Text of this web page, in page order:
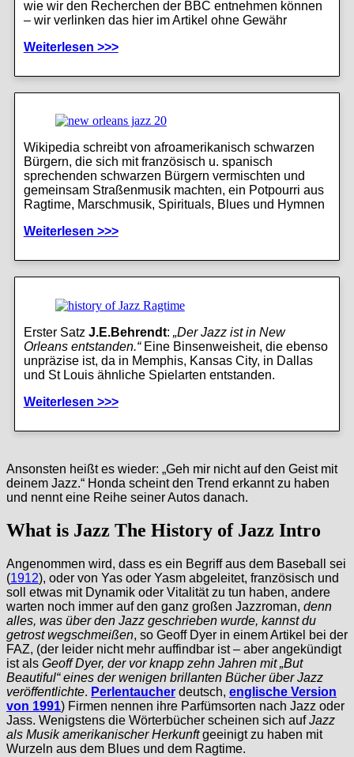
wie wir den Recherchen der BBC entnehmen können
– wir verlinken das hier im Artikel ohne Gewähr
Weiterlesen >>>
Wikipedia schreibt von afroamerikanisch schwarzen
Bürgern, die sich mit französisch u. spanisch
sprechenden schwarzen Bürgern vermischten und
gemeinsam Straßenmusik machten, ein Potpourri aus
Ragtime, Marschmusik, Spirituals, Blues und Hymnen
Weiterlesen >>>
Erster Satz J.E.Behrendt: „Der Jazz ist in New
Orleans entstanden.“Eine Binsenweisheit, die ebenso
unpräzise ist, da in Memphis, Kansas City, in Dallas
und St Louis ähnliche Spielarten entstanden.
Weiterlesen >>>
Ansonsten heißt es wieder: „Geh mir nicht auf den Geist mit
deinem Jazz.“ Honda scheint den Trend erkannt zu haben
und nennt eine Reihe seiner Autos danach.
What is Jazz The History of Jazz Intro
Angenommen wird, dass es ein Begriff aus dem Baseball sei
(1912), oder von Yas oder Yasm abgeleitet, französisch und
soll etwas mit Dynamik oder Vitalität zu tun haben, andere
warten noch immer auf den ganz großen Jazzroman, denn
alles, was über den Jazz geschrieben wurde, kannst du
getrost wegschmeißen, so Geoff Dyer in einem Artikel bei der
FAZ, (der leider nicht mehr auffindbar ist – aber angekündigt
ist als Geoff Dyer, der vor knapp zehn Jahren mit „But
Beautiful“ eines der wenigen brillanten Bücher über Jazz
veröffentlichte. Perlentaucher deutsch, englische Version
von 1991) Firmen nennen ihre Parfümsorten nach Jazz oder
Jass. Wenigstens die Wörterbücher scheinen sich aufJazz
als Musik amerikanischer Herkunftgeeinigt zu haben mit
Wurzeln aus dem Blues und dem Ragtime.